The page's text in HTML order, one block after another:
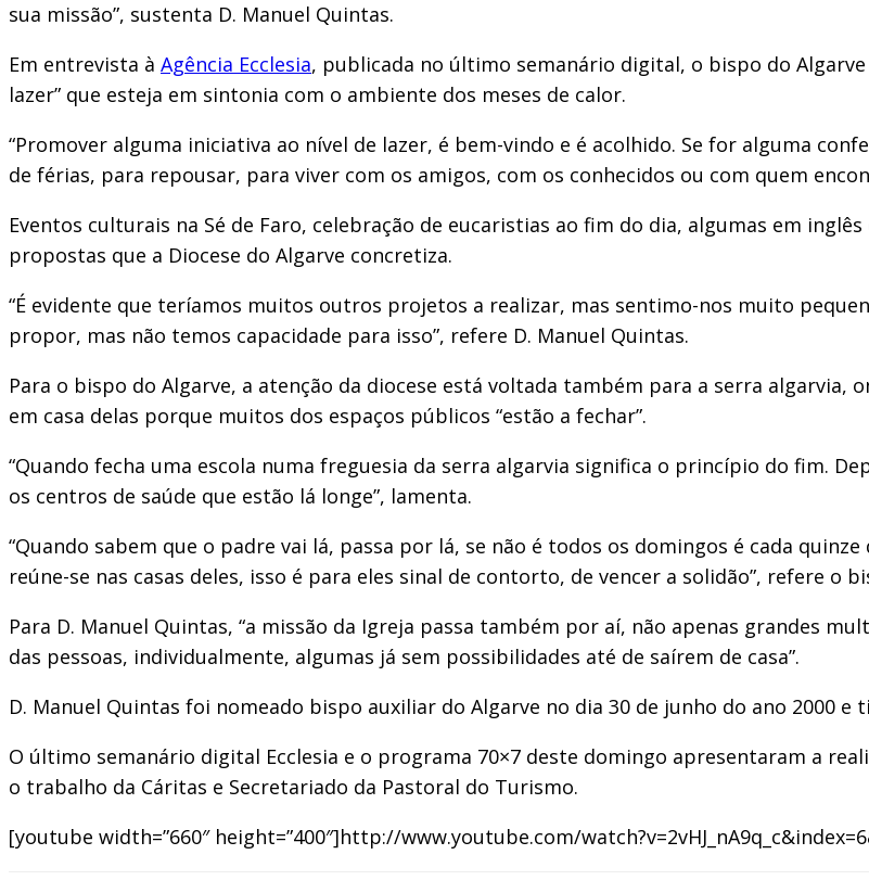
sua missão”, sustenta D. Manuel Quintas.
Em entrevista à Agência Ecclesia, publicada no último semanário digital, o bispo do
lazer” que esteja em sintonia com o ambiente dos meses de calor.
“Promover alguma iniciativa ao nível de lazer, é bem-vindo e é acolhido. Se for alguma
de férias, para repousar, para viver com os amigos, com os conhecidos ou com quem
Eventos culturais na Sé de Faro, celebração de eucaristias ao fim do dia, algumas em
propostas que a Diocese do Algarve concretiza.
“É evidente que teríamos muitos outros projetos a realizar, mas sentimo-nos muito
propor, mas não temos capacidade para isso”, refere D. Manuel Quintas.
Para o bispo do Algarve, a atenção da diocese está voltada também para a serra algarvia,
em casa delas porque muitos dos espaços públicos “estão a fechar”.
“Quando fecha uma escola numa freguesia da serra algarvia significa o princípio do fim.
os centros de saúde que estão lá longe”, lamenta.
“Quando sabem que o padre vai lá, passa por lá, se não é todos os domingos é cada
reúne-se nas casas deles, isso é para eles sinal de contorto, de vencer a solidão”, refere o
Para D. Manuel Quintas, “a missão da Igreja passa também por aí, não apenas grandes
das pessoas, individualmente, algumas já sem possibilidades até de saírem de casa”.
D. Manuel Quintas foi nomeado bispo auxiliar do Algarve no dia 30 de junho do ano 2000 e
O último semanário digital Ecclesia e o programa 70×7 deste domingo apresentaram a
o trabalho da Cáritas e Secretariado da Pastoral do Turismo.
[youtube width=”660″ height=”400″]http://www.youtube.com/